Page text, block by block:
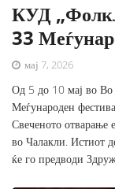
КУД
33
мај 7, 2026
Од 5 до 10 мај во Во
Меѓународен
Свеченото отварање
во Чалакли. Истиот
ќе го предводи